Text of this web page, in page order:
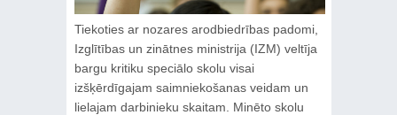
Tiekoties ar nozares arodbiedrības padomi,
Izglītības un zinātnes ministrija (IZM) veltīja
bargu kritiku speciālo skolu visai
izšķērdīgajam saimniekošanas veidam un
lielajam darbinieku skaitam. Minēto skolu